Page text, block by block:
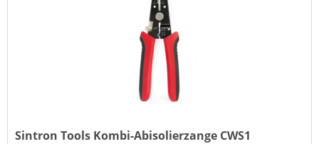
Sintron Tools Kombi-Abisolierzange CWS1